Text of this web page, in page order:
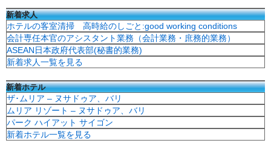
新着求人
ホテルの客室清掃 高時給のしごと:good working conditions
会計専任本官のアシスタント業務（会計業務・庶務的業務）
ASEAN日本政府代表部(秘書的業務)
新着求人一覧を見る
新着ホテル
ザ･ムリア – ヌサドゥア、バリ
ムリア リゾート – ヌサドゥア、バリ
パーク ハイアット サイゴン
新着ホテル一覧を見る